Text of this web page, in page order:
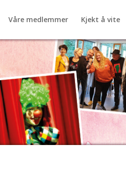
Våre medlemmer Kjekt å vite